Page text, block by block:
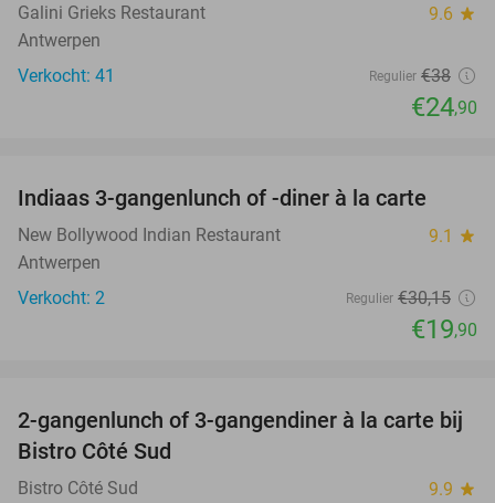
Galini Grieks Restaurant 9.6 star
Antwerpen
Verkocht: 41
Regulier €38
€24,90
TODAY
Indiaas 3-gangenlunch of -diner à la carte
New Bollywood Indian Restaurant 9.1 star
Antwerpen
Verkocht: 2
Regulier €30,15
€19,90
39%
2-gangenlunch of 3-gangendiner à la carte bij
Bistro Côté Sud
Bistro Côté Sud 9.9 star